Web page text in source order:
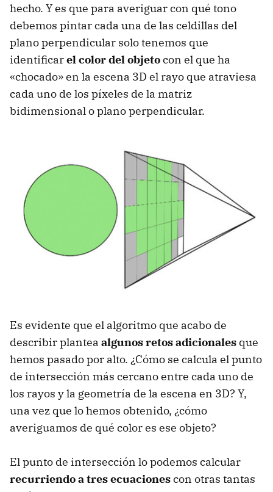
hecho. Y es que para averiguar con qué tono
debemos pintar cada una de las celdillas del
plano perpendicular solo tenemos que
identificarel color del objetocon el que ha
«chocado» en la escena 3D el rayo que atraviesa
cada uno de los píxeles de la matriz
bidimensional o plano perpendicular.
Es evidente que el algoritmo que acabo de
describir plantea algunos retos adicionales que
hemos pasado por alto. ¿Cómo se calcula el punto
de intersección más cercano entre cada uno de
los rayos y la geometría de la escena en 3D? Y,
una vez que lo hemos obtenido, ¿cómo
averiguamos de qué color es ese objeto?
El punto de intersección lo podemos calcular
recurriendo a tres ecuacionescon otras tantas